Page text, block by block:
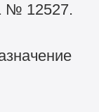
№ 12527.